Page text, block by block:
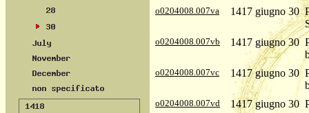
o0204008.007va 1417 giugno 30
o0204008.007vb 1417 giugno 30
o0204008.007vc 1417 giugno 30
o0204008.007vd 1417 giugno 30